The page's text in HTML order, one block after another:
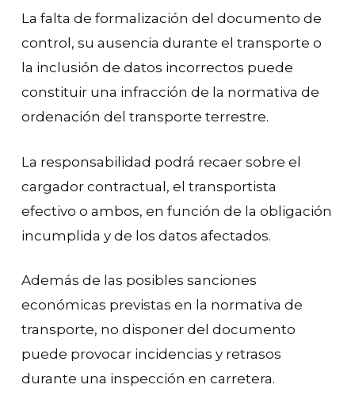
La falta de formalización del documento de
control, su ausencia durante el transporte o
la inclusión de datos incorrectos puede
constituir una infracción de la normativa de
ordenación del transporte terrestre.
La responsabilidad podrá recaer sobre el
cargador contractual, el transportista
efectivo o ambos, en función de la obligación
incumplida y de los datos afectados.
Además de las posibles sanciones
económicas previstas en la normativa de
transporte, no disponer del documento
puede provocar incidencias y retrasos
durante una inspección en carretera.